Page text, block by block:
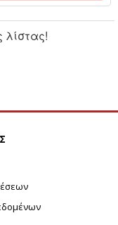
λίστας!